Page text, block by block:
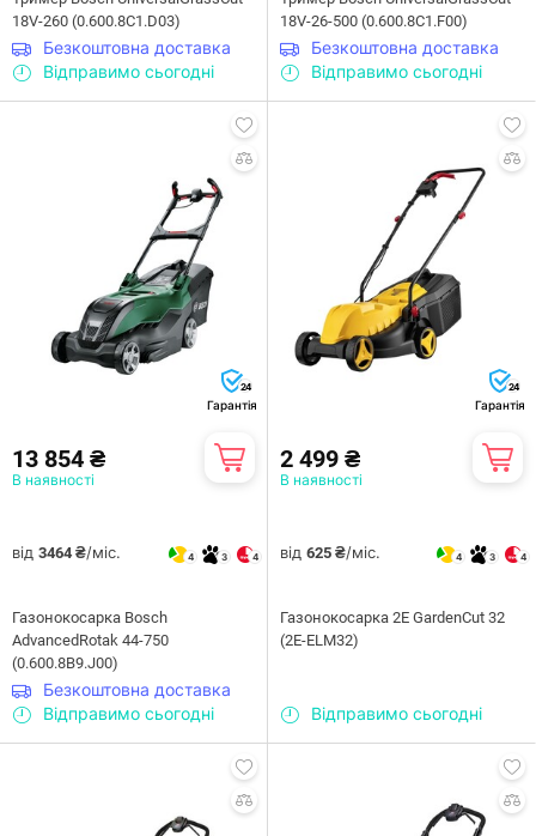
18V-260 (0.600.8C1.D03)
Безкоштовна доставка
Відправимо сьогодні
18V-26-500 (0.600.8C1.F00)
Безкоштовна доставка
Відправимо сьогодні
24
Гарантія
13 854 ₴
В наявності
від 3464 ₴/міс. 4 3 4
Газонокосарка Bosch
AdvancedRotak 44-750
(0.600.8B9.J00)
Безкоштовна доставка
Відправимо сьогодні
24
Гарантія
2 499 ₴
В наявності
від 625 ₴/міс. 4 3 4
Газонокосарка 2E GardenCut 32
(2E-ELM32)
Відправимо сьогодні